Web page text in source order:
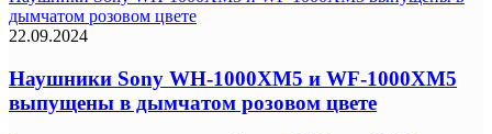
дымчатом розовом цвете
22.09.2024
Наушники Sony WH-1000XM5 и WF-1000XM5
выпущены в дымчатом розовом цвете